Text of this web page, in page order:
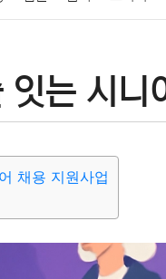
건강 의료 의학
잇는 시니
채용 지원사업